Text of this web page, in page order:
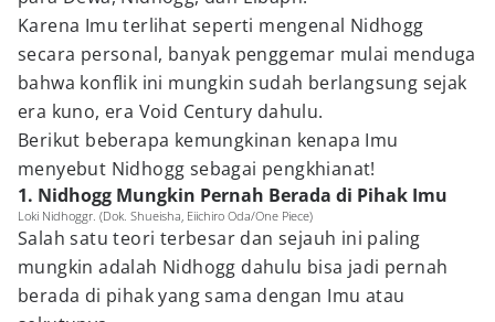
Karena Imu terlihat seperti mengenal Nidhogg
secara personal, banyak penggemar mulai menduga
bahwa konflik ini mungkin sudah berlangsung sejak
era kuno, era Void Century dahulu.
Berikut beberapa kemungkinan kenapa Imu
menyebut Nidhogg sebagai pengkhianat!
1. Nidhogg Mungkin Pernah Berada di Pihak Imu
Loki Nidhoggr. (Dok. Shueisha, Eiichiro Oda/One Piece)
Salah satu teori terbesar dan sejauh ini paling
mungkin adalah Nidhogg dahulu bisa jadi pernah
berada di pihak yang sama dengan Imu atau